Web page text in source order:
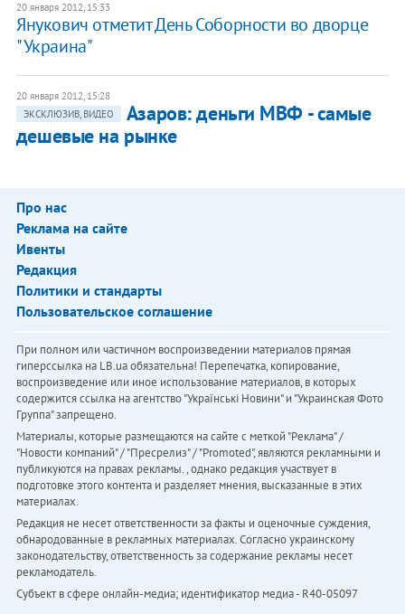
20 января 2012, 15:33
​Янукович отметит День Соборности во дворце
"Украина"
20 января 2012, 15:28
ЭКСКЛЮЗИВ, ВИДЕО
Азаров: деньги МВФ - самые
дешевые на рынке
Про нас
Реклама на сайте
Ивенты
Редакция
Политики и стандарты
Пользовательское соглашение
При полном или частичном воспроизведении материалов прямая
гиперссылка на LB.ua обязательна! Перепечатка, копирование,
воспроизведение или иное использование материалов, в которых
содержится ссылка на агентство "Українськi Новини" и "Украинская Фото
Группа" запрещено.
Материалы, которые размещаются на сайте с меткой "Реклама" /
"Новости компаний" / "Пресрелиз" / "Promoted", являются рекламными и
публикуются на правах рекламы. , однако редакция участвует в
подготовке этого контента и разделяет мнения, высказанные в этих
материалах.
Редакция не несет ответственности за факты и оценочные суждения,
обнародованные в рекламных материалах. Согласно украинскому
законодательству, ответственность за содержание рекламы несет
рекламодатель.
Субъект в сфере онлайн-медиа; идентификатор медиа - R40-05097